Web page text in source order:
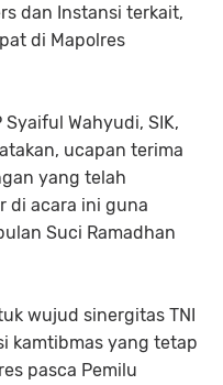
dan Instansi terkait,
di Mapolres
Wahyudi, SIK,
ucapan terima
yang telah
di acara ini guna
Suci Ramadhan
wujud sinergitas TNI
kamtibmas yang tetap
pasca Pemilu